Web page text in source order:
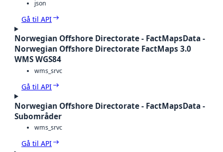
json
Gå til API
Norwegian Offshore Directorate - FactMapsData -
Norwegian Offshore Directorate FactMaps 3.0
WMS WGS84
wms_srvc
Gå til API
Norwegian Offshore Directorate - FactMapsData -
Subområder
wms_srvc
Gå til API